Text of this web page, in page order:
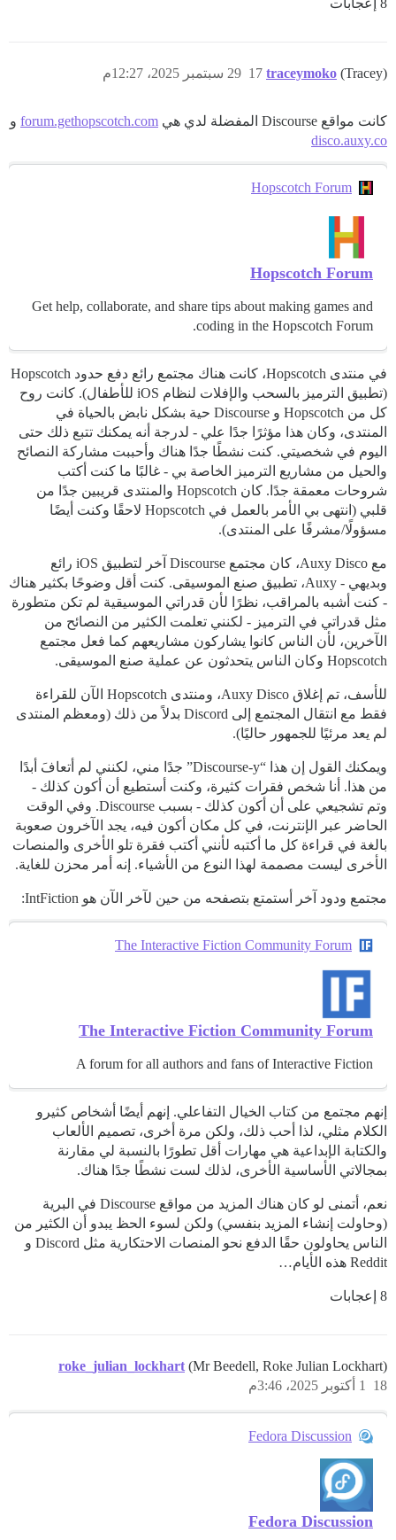
8 إعجابات
traceymoko (Tracey) 29 سبتمبر 2025، 12:27م 17
كانت مواقع Discourse المفضلة لدي هي forum.gethopscotch.com و
disco.auxy.co
Hopscotch Forum
Hopscotch Forum
Get help, collaborate, and share tips about making games and
coding in the Hopscotch Forum.
في منتدى Hopscotch، كانت هناك مجتمع رائع دفع حدود Hopscotch
(تطبيق الترميز بالسحب والإفلات لنظام iOS للأطفال). كانت روح
كل من Hopscotch و Discourse حية بشكل نابض بالحياة في
المنتدى، وكان هذا مؤثرًا جدًا علي - لدرجة أنه يمكنك تتبع ذلك حتى
اليوم في شخصيتي. كنت نشطًا جدًا هناك وأحببت مشاركة النصائح
والحيل من مشاريع الترميز الخاصة بي - غالبًا ما كنت أكتب
شروحات معمقة جدًا. كان Hopscotch والمنتدى قريبين جدًا من
قلبي (انتهى بي الأمر بالعمل في Hopscotch لاحقًا وكنت أيضًا
مسؤولًا/مشرفًا على المنتدى).
مع Auxy Disco، كان مجتمع Discourse آخر لتطبيق iOS رائع
وبديهي - Auxy، تطبيق صنع الموسيقى. كنت أقل وضوحًا بكثير هناك
- كنت أشبه بالمراقب، نظرًا لأن قدراتي الموسيقية لم تكن متطورة
مثل قدراتي في الترميز - لكنني تعلمت الكثير من النصائح من
الآخرين، لأن الناس كانوا يشاركون مشاريعهم كما فعل مجتمع
Hopscotch وكان الناس يتحدثون عن عملية صنع الموسيقى.
للأسف، تم إغلاق Auxy Disco، ومنتدى Hopscotch الآن للقراءة
فقط مع انتقال المجتمع إلى Discord بدلاً من ذلك (ومعظم المنتدى
لم يعد مرئيًا للجمهور حاليًا).
ويمكنك القول إن هذا “Discourse-y” جدًا مني، لكنني لم أتعافَ أبدًا
من هذا. أنا شخص فقرات كثيرة، وكنت أستطيع أن أكون كذلك -
وتم تشجيعي على أن أكون كذلك - بسبب Discourse. وفي الوقت
الحاضر عبر الإنترنت، في كل مكان أكون فيه، يجد الآخرون صعوبة
بالغة في قراءة كل ما أكتبه لأنني أكتب فقرة تلو الأخرى والمنصات
الأخرى ليست مصممة لهذا النوع من الأشياء. إنه أمر محزن للغاية.
مجتمع ودود آخر أستمتع بتصفحه من حين لآخر الآن هو IntFiction:
The Interactive Fiction Community Forum
The Interactive Fiction Community Forum
A forum for all authors and fans of Interactive Fiction
إنهم مجتمع من كتاب الخيال التفاعلي. إنهم أيضًا أشخاص كثيرو
الكلام مثلي، لذا أحب ذلك، ولكن مرة أخرى، تصميم الألعاب
والكتابة الإبداعية هي مهارات أقل تطورًا بالنسبة لي مقارنة
بمجالاتي الأساسية الأخرى، لذلك لست نشطًا جدًا هناك.
نعم، أتمنى لو كان هناك المزيد من مواقع Discourse في البرية
(وحاولت إنشاء المزيد بنفسي) ولكن لسوء الحظ يبدو أن الكثير من
الناس يحاولون حقًا الدفع نحو المنصات الاحتكارية مثل Discord و
Reddit هذه الأيام…
8 إعجابات
roke_julian_lockhart (Mr Beedell, Roke Julian Lockhart)
1 أكتوبر 2025، 3:46م
18
Fedora Discussion
Fedora Discussion